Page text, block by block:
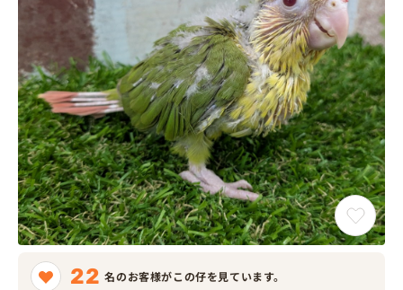
22 名のお客様がこの仔を見ています。